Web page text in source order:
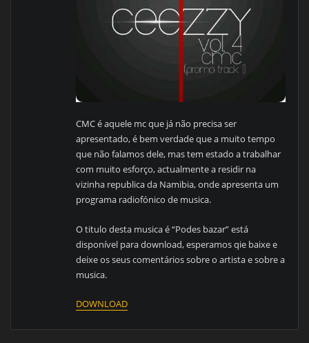
CMC é aquele mc que já não precisa ser
apresentado, é bem verdade que a muito tempo
que não falamos dele, mas tem estado a trabalhar
com muito esforço, actualmente a residir na
vizinha republica da Namibia, onde apresenta um
programa radiofónico de musica.
O titulo desta musica é “Podes bazar” está
disponível para download, esperamos qie baixe e
deixe os seus comentários sobre o artista e sobre a
musica.
DOWNLOAD